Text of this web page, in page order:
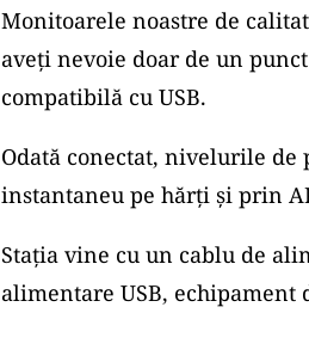
Monitoarele noastre de
aveți nevoie doar de un
compatibilă cu USB.
Odată conectat, nivelurile
instantaneu pe hărți și prin
Stația vine cu un cablu de
alimentare USB,